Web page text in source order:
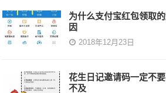
为什么支付宝红包领取
因
2018年12月23日
花生日记邀请码一定不
不及